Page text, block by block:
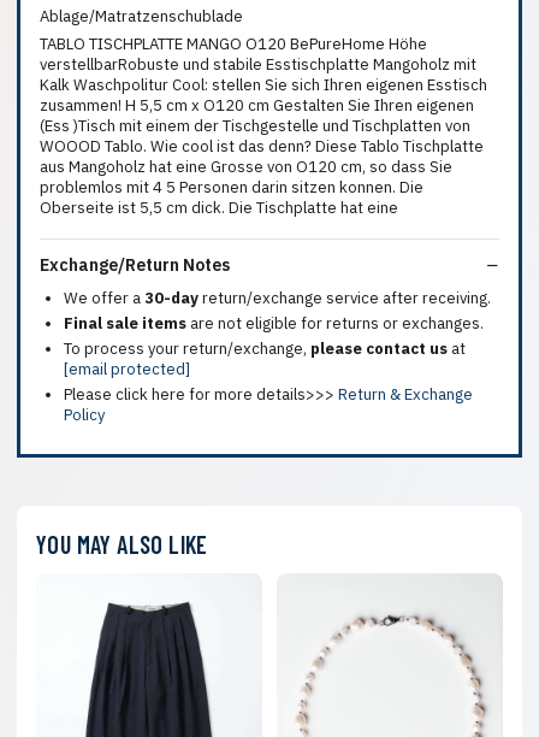
Ablage/Matratzenschublade
TABLO TISCHPLATTE MANGO O120 BePureHome Höhe
verstellbarRobuste und stabile Esstischplatte Mangoholz mit
Kalk Waschpolitur Cool: stellen Sie sich Ihren eigenen Esstisch
zusammen! H 5,5 cm x O120 cm Gestalten Sie Ihren eigenen
(Ess )Tisch mit einem der Tischgestelle und Tischplatten von
WOOOD Tablo. Wie cool ist das denn? Diese Tablo Tischplatte
aus Mangoholz hat eine Grosse von O120 cm, so dass Sie
problemlos mit 4 5 Personen darin sitzen konnen. Die
Oberseite ist 5,5 cm dick. Die Tischplatte hat eine
Exchange/Return Notes
We offer a30-dayreturn/exchange service after receiving.
Final sale items are not eligible for returns or exchanges.
To process your return/exchange, please contact us at
[email protected]
Please click here for more details>>> Return & Exchange
Policy
YOU MAY ALSO LIKE